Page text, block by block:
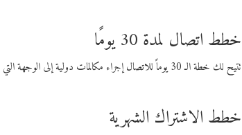
خطط اتصال لمدة 30 يومًا
تتيح لك خطة الـ 30 يوماً للاتصال إجراء مكالمات دولية إلى الوجهة التي تختارها لمدة 30 يوماً بأسعار فايبر المنخفضة.
خطط الاشتراك الشهرية